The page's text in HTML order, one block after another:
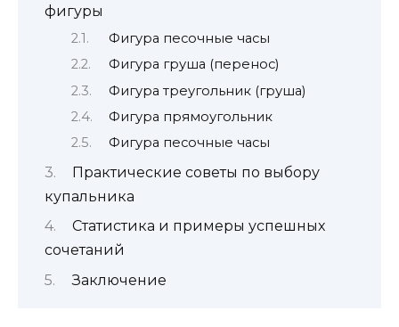
фигуры
Фигура песочные часы
Фигура груша (перенос)
Фигура треугольник (груша)
Фигура прямоугольник
Фигура песочные часы
Практические советы по выбору
купальника
Статистика и примеры успешных
сочетаний
Заключение